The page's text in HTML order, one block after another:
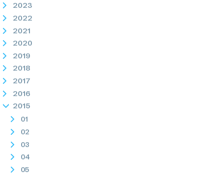
2023
2022
2021
2020
2019
2018
2017
2016
2015
01
02
03
04
05